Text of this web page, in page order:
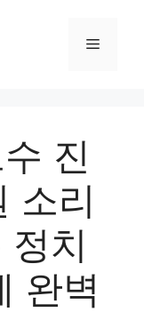
Menu
진
소리
정치
완벽